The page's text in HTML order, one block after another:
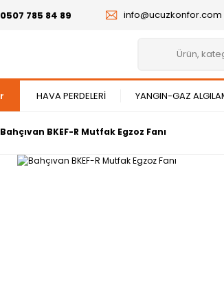
0507 785 84 89 info@ucuzkonfor.com
HAVA PERDELERİ YANGIN-GAZ
Bahçıvan BKEF-R Mutfak Egzoz Fanı